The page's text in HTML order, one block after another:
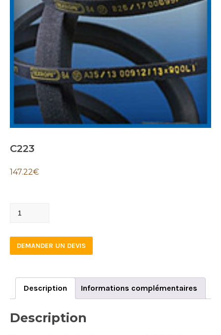
C223
147.22€
C223
DEMANDER UN DEVIS
Description Informations complémentaires
Description